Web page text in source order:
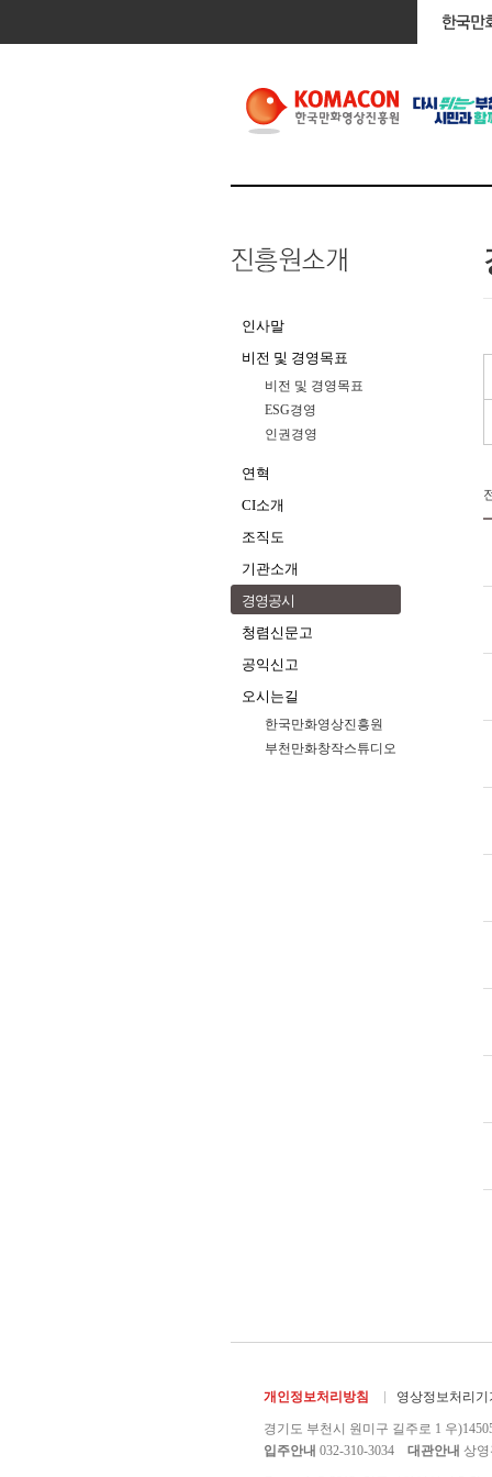
인사말
비전 및 경영목표
비전 및 경영목표
ESG경영
인권경영
연혁
CI소개
조직도
기관소개
경영공시
청렴신문고
공익신고
오시는길
한국만화영상진흥원
부천만화창작스튜디오
개인정보처리방침 영상정보처리기
경기도 부천시 원미구 길주로 1 우
입주안내 032-310-3034 대관안내 상영